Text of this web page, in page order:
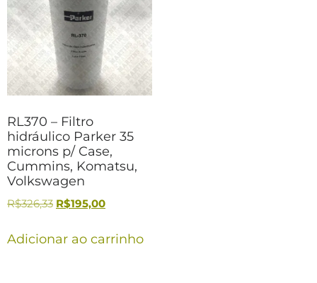
RL370 – Filtro
hidráulico Parker 35
microns p/ Case,
Cummins, Komatsu,
Volkswagen
R$326,33 R$195,00
Adicionar ao carrinho